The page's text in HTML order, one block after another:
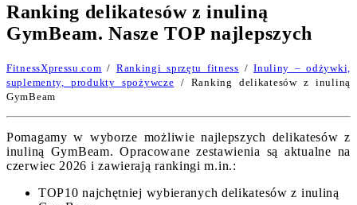
Ranking delikatesów z inuliną
GymBeam. Nasze TOP najlepszych
FitnessXpressu.com / Rankingi sprzętu fitness /Inuliny – odżywki,
suplementy, produkty spożywcze / Ranking delikatesów z inuliną
GymBeam
Pomagamy w wyborze możliwie najlepszych delikatesów z
inuliną GymBeam. Opracowane zestawienia są aktualne na
czerwiec 2026 i zawierają rankingi m.in.:
TOP10 najchętniej wybieranych delikatesów z inuliną